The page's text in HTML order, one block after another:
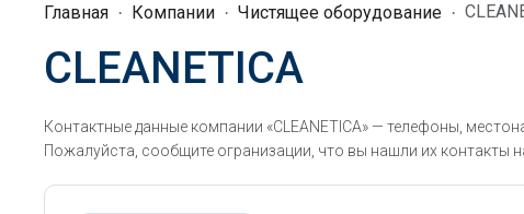
Главная Компании Чистящее оборудование
CLEANETICA
Контактные данные компании «CLEANETICA» — телефоны,
Пожалуйста, сообщите огранизации, что вы нашли их контакты